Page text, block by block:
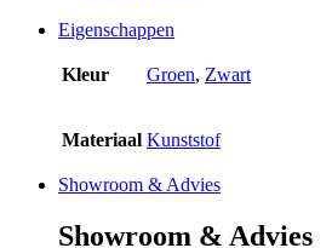
Eigenschappen
Kleur Groen, Zwart
Materiaal Kunststof
Showroom & Advies
Showroom & Advies